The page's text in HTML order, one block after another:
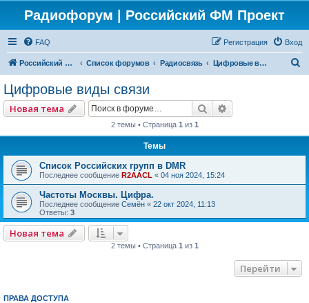
Радиофорум | Российский ФМ Проект
FAQ Вход
Регистрация
Российский ФМ проект Список форумов Радиосвязь Цифровые виды связи
Цифровые виды связи
Новая тема Поиск
2 темы • Страница 1 из 1
Темы
Список Российских групп в DMR
Последнее сообщение R2AACL « 04 ноя 2024, 15:24
Частоты Москвы. Цифра.
Последнее сообщение Семён « 22 окт 2024, 11:13
Ответы: 3
Новая тема
2 темы • Страница 1 из 1
Перейти
ПРАВА ДОСТУПА